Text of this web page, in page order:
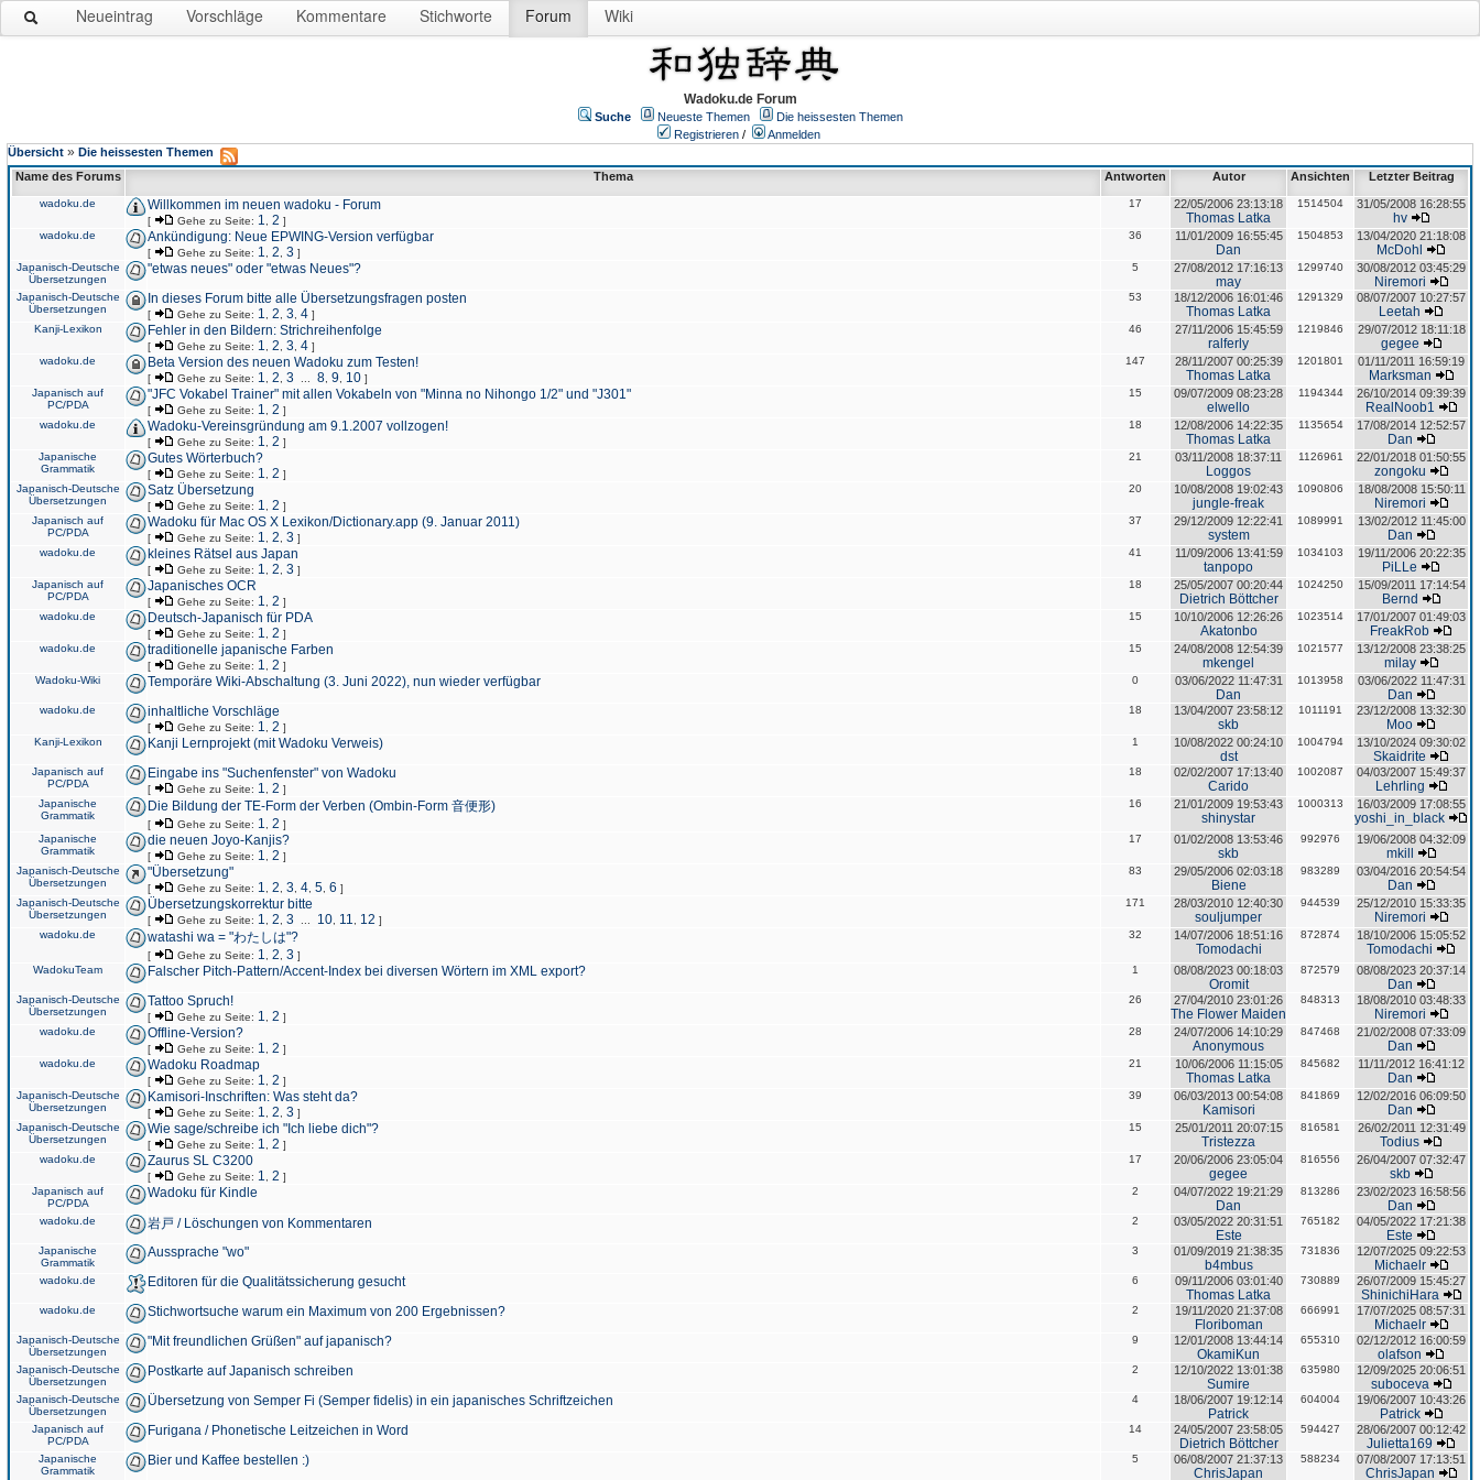
Neueintrag Vorschläge Kommentare Stichworte Forum Wiki
Wadoku.de Forum
Suche Neueste Themen
Die heissesten Themen
Registrieren /
Anmelden
Übersicht » Die heissesten Themen
Name des Forums
Thema Antworten Autor Ansichten Letzter Beitrag
wadoku.de Willkommen im neuen wadoku - Forum
[ Gehe zu Seite: 1 2 ]
17 22/05/2006 23:13:18
Thomas Latka
1514504 31/05/2008 16:28:55
hv
wadoku.de Ankündigung: Neue EPWING-Version verfügbar
[ Gehe zu Seite: 1 2 3 ]
36 11/01/2009 16:55:45
Dan
1504853 13/04/2020 21:18:08
McDohl
Japanisch-Deutsche
Übersetzungen
"etwas neues" oder "etwas Neues"? 5 27/08/2012 17:16:13
may
1299740 30/08/2012 03:45:29
Niremori
Japanisch-Deutsche
Übersetzungen
In dieses Forum bitte alle Übersetzungsfragen posten
[ Gehe zu Seite: 1 2 3 4 ]
53 18/12/2006 16:01:46
Thomas Latka
1291329 08/07/2007 10:27:57
Leetah
Kanji-Lexikon Fehler in den Bildern: Strichreihenfolge
[ Gehe zu Seite: 1 2 3 4 ]
46 27/11/2006 15:45:59
ralferly
1219846 29/07/2012 18:11:18
gegee
wadoku.de Beta Version des neuen Wadoku zum Testen!
[ Gehe zu Seite: 1 2 3 8 9 10 ]
147 28/11/2007 00:25:39
Thomas Latka
1201801 01/11/2011 16:59:19
Marksman
Japanisch auf
PC/PDA
"JFC Vokabel Trainer" mit allen Vokabeln von "Minna no Nihongo 1/2" und "J301"
[ Gehe zu Seite: 1 2 ]
15 09/07/2009 08:23:28
elwello
1194344 26/10/2014 09:39:39
RealNoob1
wadoku.de Wadoku-Vereinsgründung am 9.1.2007 vollzogen!
[ Gehe zu Seite: 1 2 ]
18 12/08/2006 14:22:35
Thomas Latka
1135654 17/08/2014 12:52:57
Dan
Japanische
Grammatik
Gutes Wörterbuch?
[ Gehe zu Seite: 1 2 ]
21 03/11/2008 18:37:11
Loggos
1126961 22/01/2018 01:50:55
zongoku
Japanisch-Deutsche
Übersetzungen
Satz Übersetzung
[ Gehe zu Seite: 1 2 ]
20 10/08/2008 19:02:43
jungle-freak
1090806 18/08/2008 15:50:11
Niremori
Japanisch auf
PC/PDA
Wadoku für Mac OS X Lexikon/Dictionary.app (9. Januar 2011)
[ Gehe zu Seite: 1 2 3 ]
37 29/12/2009 12:22:41
system
1089991 13/02/2012 11:45:00
Dan
wadoku.de kleines Rätsel aus Japan
[ Gehe zu Seite: 1 2 3 ]
41 11/09/2006 13:41:59
tanpopo
1034103 19/11/2006 20:22:35
PiLLe
Japanisch auf
PC/PDA
Japanisches OCR
[ Gehe zu Seite: 1 2 ]
18 25/05/2007 00:20:44
Dietrich Böttcher
1024250 15/09/2011 17:14:54
Bernd
wadoku.de Deutsch-Japanisch für PDA
[ Gehe zu Seite: 1 2 ]
15 10/10/2006 12:26:26
Akatonbo
1023514 17/01/2007 01:49:03
FreakRob
wadoku.de traditionelle japanische Farben
[ Gehe zu Seite: 1 2 ]
15 24/08/2008 12:54:39
mkengel
1021577 13/12/2008 23:38:25
milay
Wadoku-Wiki Temporäre Wiki-Abschaltung (3. Juni 2022), nun wieder verfügbar 0 03/06/2022 11:47:31
Dan
1013958 03/06/2022 11:47:31
Dan
wadoku.de inhaltliche Vorschläge
[ Gehe zu Seite: 1 2 ]
18 13/04/2007 23:58:12
skb
1011191 23/12/2008 13:32:30
Moo
Kanji-Lexikon Kanji Lernprojekt (mit Wadoku Verweis) 1 10/08/2022 00:24:10
dst
1004794 13/10/2024 09:30:02
Skaidrite
Japanisch auf
PC/PDA
Eingabe ins "Suchenfenster" von Wadoku
[ Gehe zu Seite: 1 2 ]
18 02/02/2007 17:13:40
Carido
1002087 04/03/2007 15:49:37
Lehrling
Japanische
Grammatik
Die Bildung der TE-Form der Verben (Ombin-Form 音便形)
[ Gehe zu Seite: 1 2 ]
16 21/01/2009 19:53:43
shinystar
1000313 16/03/2009 17:08:55
yoshi_in_black
Japanische
Grammatik
die neuen Joyo-Kanjis?
[ Gehe zu Seite: 1 2 ]
17 01/02/2008 13:53:46
skb
992976 19/06/2008 04:32:09
mkill
Japanisch-Deutsche
Übersetzungen
"Übersetzung"
[ Gehe zu Seite: 1 2 3 4 5 6 ]
83 29/05/2006 02:03:18
Biene
983289 03/04/2016 20:54:54
Dan
Japanisch-Deutsche
Übersetzungen
Übersetzungskorrektur bitte
[ Gehe zu Seite: 1 2 3 10 11 12 ]
171 28/03/2010 12:40:30
souljumper
944539 25/12/2010 15:33:35
Niremori
wadoku.de watashi wa = "わたしは"?
[ Gehe zu Seite: 1 2 3 ]
32 14/07/2006 18:51:16
Tomodachi
872874 18/10/2006 15:05:52
Tomodachi
WadokuTeam Falscher Pitch-Pattern/Accent-Index bei diversen Wörtern im XML export? 1 08/08/2023 00:18:03
Oromit
872579 08/08/2023 20:37:14
Dan
Japanisch-Deutsche
Übersetzungen
Tattoo Spruch!
[ Gehe zu Seite: 1 2 ]
26 27/04/2010 23:01:26
The Flower Maiden
848313 18/08/2010 03:48:33
Niremori
wadoku.de Offline-Version?
[ Gehe zu Seite: 1 2 ]
28 24/07/2006 14:10:29
Anonymous
847468 21/02/2008 07:33:09
Dan
wadoku.de Wadoku Roadmap
[ Gehe zu Seite: 1 2 ]
21 10/06/2006 11:15:05
Thomas Latka
845682 11/11/2012 16:41:12
Dan
Japanisch-Deutsche
Übersetzungen
Kamisori-Inschriften: Was steht da?
[ Gehe zu Seite: 1 2 3 ]
39 06/03/2013 00:54:08
Kamisori
841869 12/02/2016 06:09:50
Dan
Japanisch-Deutsche
Übersetzungen
Wie sage/schreibe ich "Ich liebe dich"?
[ Gehe zu Seite: 1 2 ]
15 25/01/2011 20:07:15
Tristezza
816581 26/02/2011 12:31:49
Todius
wadoku.de Zaurus SL C3200
[ Gehe zu Seite: 1 2 ]
17 20/06/2006 23:05:04
gegee
816556 26/04/2007 07:32:47
skb
Japanisch auf
PC/PDA
Wadoku für Kindle 2 04/07/2022 19:21:29
Dan
813286 23/02/2023 16:58:56
Dan
wadoku.de 岩戸 / Löschungen von Kommentaren 2 03/05/2022 20:31:51
Este
765182 04/05/2022 17:21:38
Este
Japanische
Grammatik
Aussprache "wo" 3 01/09/2019 21:38:35
b4mbus
731836 12/07/2025 09:22:53
Michaelr
wadoku.de Editoren für die Qualitätssicherung gesucht 6 09/11/2006 03:01:40
Thomas Latka
730889 26/07/2009 15:45:27
ShinichiHara
wadoku.de Stichwortsuche warum ein Maximum von 200 Ergebnissen? 2 19/11/2020 21:37:08
Floriboman
666991 17/07/2025 08:57:31
Michaelr
Japanisch-Deutsche
Übersetzungen
"Mit freundlichen Grüßen" auf japanisch? 9 12/01/2008 13:44:14
OkamiKun
655310 02/12/2012 16:00:59
olafson
Japanisch-Deutsche
Übersetzungen
Postkarte auf Japanisch schreiben 2 12/10/2022 13:01:38
Sumire
635980 12/09/2025 20:06:51
suboceva
Japanisch-Deutsche
Übersetzungen
Übersetzung von Semper Fi (Semper fidelis) in ein japanisches Schriftzeichen 4 18/06/2007 19:12:14
Patrick
604004 19/06/2007 10:43:26
Patrick
Japanisch auf
PC/PDA
Furigana / Phonetische Leitzeichen in Word 14 24/05/2007 23:58:05
Dietrich Böttcher
594427 28/06/2007 00:12:42
Julietta169
Japanische
Grammatik
Bier und Kaffee bestellen :) 5 06/08/2007 21:37:13
ChrisJapan
588234 07/08/2007 17:13:51
ChrisJapan